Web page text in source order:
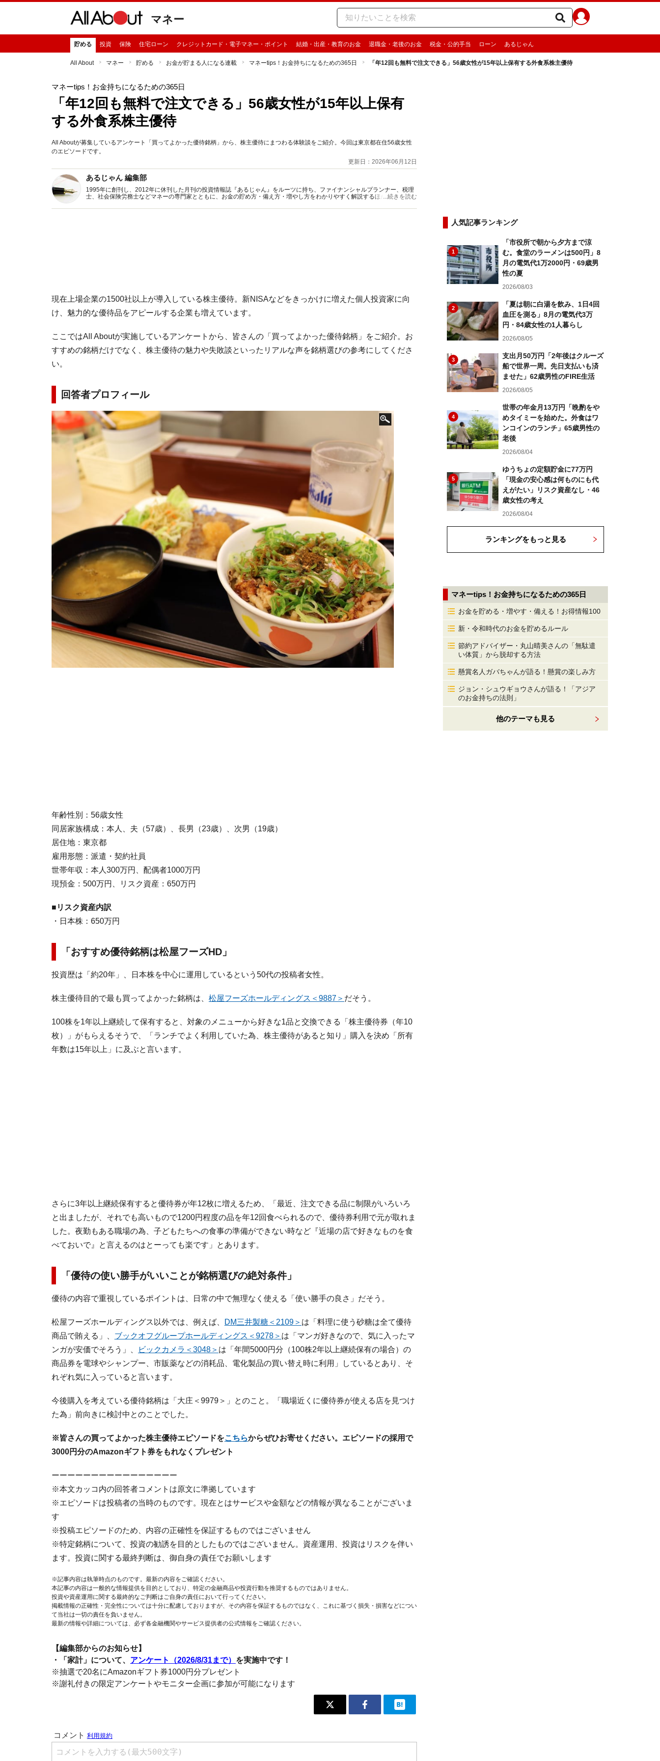
マネー
貯める 投資 保険 住宅ローン クレジットカード・電子マネー・ポイント 結婚・出産・教育のお金 退職金・老後のお金 税金・公的手当 ローン あるじゃん
All About マネー 貯める お金が貯まる人になる連載 マネーtips！お金持ちになるための365日 「年12回も無料で注文できる」56歳女性が15年以上保有する外食系株主優待
マネーtips！お金持ちになるための365日
「年12回も無料で注文できる」56歳女性が15年以上保有
する外食系株主優待
All Aboutが募集しているアンケート「買ってよかった優待銘柄」から、株主優待にまつわる体験談をご紹介。今回は東京都在住56歳女性
のエピソードです。
更新日：2026年06月12日
あるじゃん 編集部
1995年に創刊し、2012年に休刊した月刊の投資情報誌『あるじゃん』をルーツに持ち、ファイナンシャルプランナー、税理
士、社会保険労務士などマネーの専門家とともに、お金の貯め方・備え方・増やし方をわかりやすく解説するほか、マネー最
...続きを読む
現在上場企業の1500社以上が導入している株主優待。新NISAなどをきっかけに増えた個人投資家に向
け、魅力的な優待品をアピールする企業も増えています。
ここではAll Aboutが実施しているアンケートから、皆さんの「買ってよかった優待銘柄」をご紹介。お
すすめの銘柄だけでなく、株主優待の魅力や失敗談といったリアルな声を銘柄選びの参考にしてくださ
い。
回答者プロフィール
年齢性別：56歳女性
同居家族構成：本人、夫（57歳）、長男（23歳）、次男（19歳）
居住地：東京都
雇用形態：派遣・契約社員
世帯年収：本人300万円、配偶者1000万円
現預金：500万円、リスク資産：650万円
■リスク資産内訳
・日本株：650万円
「おすすめ優待銘柄は松屋フーズHD」
投資歴は「約20年」、日本株を中心に運用しているという50代の投稿者女性。
株主優待目的で最も買ってよかった銘柄は、 松屋フーズホールディングス＜9887＞ だそう。
100株を1年以上継続して保有すると、対象のメニューから好きな1品と交換できる「株主優待券（年10
枚）」がもらえるそうで、「ランチでよく利用していた為、株主優待があると知り」購入を決め「所有
年数は15年以上」に及ぶと言います。
さらに3年以上継続保有すると優待券が年12枚に増えるため、「最近、注文できる品に制限がいろいろ
と出ましたが、それでも高いもので1200円程度の品を年12回食べられるので、優待券利用で元が取れま
した。夜勤もある職場の為、子どもたちへの食事の準備ができない時など『近場の店で好きなものを食
べておいで』と言えるのはとーっても楽です」とあります。
「優待の使い勝手がいいことが銘柄選びの絶対条件」
優待の内容で重視しているポイントは、日常の中で無理なく使える「使い勝手の良さ」だそう。
松屋フーズホールディングス以外では、例えば、 DM三井製糖＜2109＞ は「料理に使う砂糖は全て優待
商品で賄える」、 ブックオフグループホールディングス＜9278＞ は「マンガ好きなので、気に入ったマ
ンガが安価でそろう」、
ビックカメラ＜3048＞ は「年間5000円分（100株2年以上継続保有の場合）の
商品券を電球やシャンプー、市販薬などの消耗品、電化製品の買い替え時に利用」しているとあり、そ
れぞれ気に入っていると言います。
今後購入を考えている優待銘柄は「大庄＜9979＞」とのこと。「職場近くに優待券が使える店を見つけ
た為」前向きに検討中とのことでした。
※皆さんの買ってよかった株主優待エピソードをこちらからぜひお寄せください。エピソードの採用で
3000円分のAmazonギフト券をもれなくプレゼント
ーーーーーーーーーーーーーーーー
※本文カッコ内の回答者コメントは原文に準拠しています
※エピソードは投稿者の当時のものです。現在とはサービスや金額などの情報が異なることがございま
す
※投稿エピソードのため、内容の正確性を保証するものではございません
※特定銘柄について、投資の勧誘を目的としたものではございません。資産運用、投資はリスクを伴い
ます。投資に関する最終判断は、御自身の責任でお願いします
※記事内容は執筆時点のものです。最新の内容をご確認ください。
本記事の内容は一般的な情報提供を目的としており、特定の金融商品や投資行動を推奨するものではありません。
投資や資産運用に関する最終的なご判断はご自身の責任において行ってください。
掲載情報の正確性・完全性については十分に配慮しておりますが、その内容を保証するものではなく、これに基づく損失・損害などについ
て当社は一切の責任を負いません。
最新の情報や詳細については、必ず各金融機関やサービス提供者の公式情報をご確認ください。
【編集部からのお知らせ】
・「家計」について、 アンケート（2026/8/31まで） を実施中です！
※抽選で20名にAmazonギフト券1000円分プレゼント
※謝礼付きの限定アンケートやモニター企画に参加が可能になります
人気記事ランキング
1
「市役所で朝から夕方まで涼
む。食堂のラーメンは500円」8
月の電気代1万2000円・69歳男
性の夏
2026/08/03
2
「夏は朝に白湯を飲み、1日4回
血圧を測る」8月の電気代3万
円・84歳女性の1人暮らし
2026/08/05
3
支出月50万円「2年後はクルーズ
船で世界一周。先日支払いも済
ませた」62歳男性のFIRE生活
2026/08/05
4
世帯の年金月13万円「晩酌をや
めタイミーを始めた。外食はワ
ンコインのランチ」65歳男性の
老後
2026/08/04
5
ゆうちょの定額貯金に77万円
「現金の安心感は何ものにも代
えがたい」リスク資産なし・46
歳女性の考え
2026/08/04
ランキングをもっと見る
マネーtips！お金持ちになるための365日
お金を貯める・増やす・備える！お得情報100
新・令和時代のお金を貯めるルール
節約アドバイザー・丸山晴美さんの「無駄遣
い体質」から脱却する方法
懸賞名人ガバちゃんが語る！懸賞の楽しみ方
ジョン・シュウギョウさんが語る！「アジア
のお金持ちの法則」
他のテーマも見る